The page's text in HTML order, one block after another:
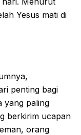
Yesus mati di
penting bagi
yang paling
berkirim ucapan
orang